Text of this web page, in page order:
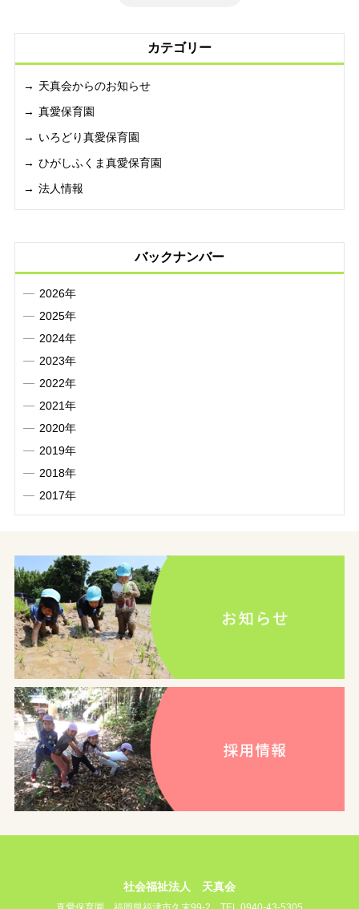
カテゴリー
天真会からのお知らせ
真愛保育園
いろどり真愛保育園
ひがしふくま真愛保育園
法人情報
バックナンバー
2026年
2025年
2024年
2023年
2022年
2021年
2020年
2019年
2018年
2017年
社会福祉法人 天真会